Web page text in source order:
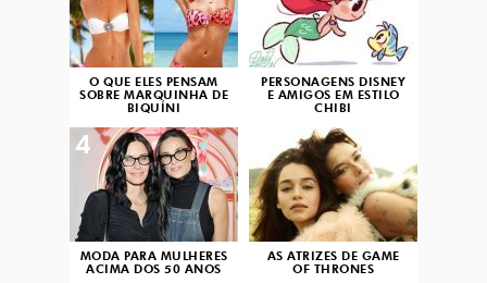
O QUE ELES PENSAM
SOBRE MARQUINHA DE
BIQUÍNI
PERSONAGENS DISNEY
E AMIGOS EM ESTILO
CHIBI
MODA PARA MULHERES
ACIMA DOS 50 ANOS
4
AS ATRIZES DE GAME
OF THRONES